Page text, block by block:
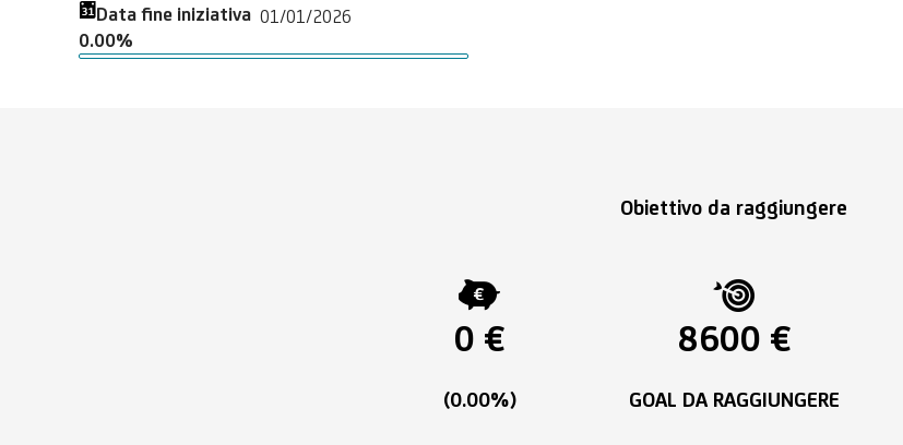
Data fine iniziativa 01/01/2026
0.00%
Obiettivo da raggiungere
0 €
(0.00%)
8600 €
GOAL DA RAGGIUNGERE